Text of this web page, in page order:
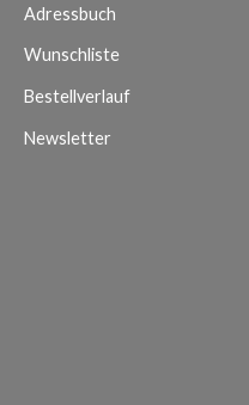
Adressbuch
Wunschliste
Bestellverlauf
Newsletter